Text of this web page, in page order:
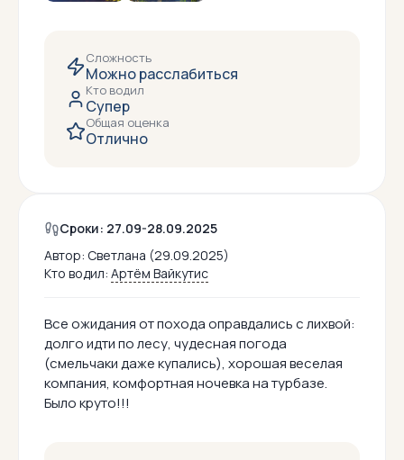
Сложность
Можно расслабиться
Кто водил
Супер
Общая оценка
Отлично
Сроки: 27.09-28.09.2025
Автор: Светлана (29.09.2025)
Кто водил: Артём Вайкутис
Все ожидания от похода оправдались с лихвой:
долго идти по лесу, чудесная погода
(смельчаки даже купались), хорошая веселая
компания, комфортная ночевка на турбазе.
Было круто!!!